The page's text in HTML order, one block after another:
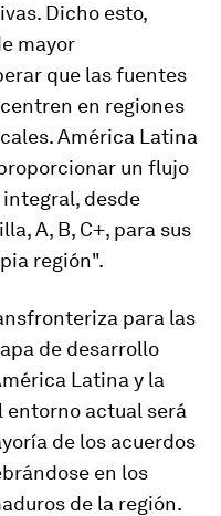
Dicho esto,
mayor
que las fuentes
en regiones
América Latina
un flujo
desde
A, B, C+, para sus
región".
para las
de desarrollo
Latina y la
entorno actual será
de los acuerdos
en los
de la región.